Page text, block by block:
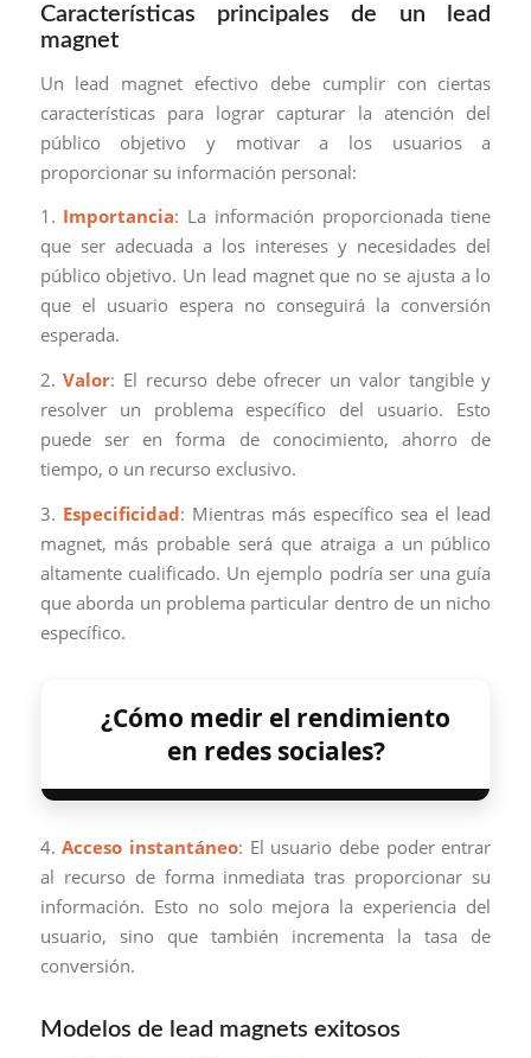
Características principales de un lead
magnet
Un lead magnet efectivo debe cumplir con ciertas
características para lograr capturar la atención del
público objetivo y motivar a los usuarios a
proporcionar su información personal:
1. Importancia: La información proporcionada tiene
que ser adecuada a los intereses y necesidades del
público objetivo. Un lead magnet que no se ajusta a lo
que el usuario espera no conseguirá la conversión
esperada.
2.Valor: El recurso debe ofrecer un valor tangible y
resolver un problema específico del usuario. Esto
puede ser en forma de conocimiento, ahorro de
tiempo, o un recurso exclusivo.
3. Especificidad: Mientras más específico sea el lead
magnet, más probable será que atraiga a un público
altamente cualificado. Un ejemplo podría ser una guía
que aborda un problema particular dentro de un nicho
específico.
¿Cómo medir el rendimiento
en redes sociales?
4.Acceso instantáneo: El usuario debe poder entrar
al recurso de forma inmediata tras proporcionar su
información. Esto no solo mejora la experiencia del
usuario, sino que también incrementa la tasa de
conversión.
Modelos de lead magnets exitosos